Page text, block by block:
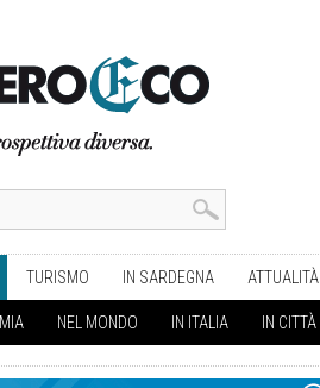
TURISMO IN SARDEGNA ATTUALITÀ
NEL MONDO IN ITALIA IN CITTÀ